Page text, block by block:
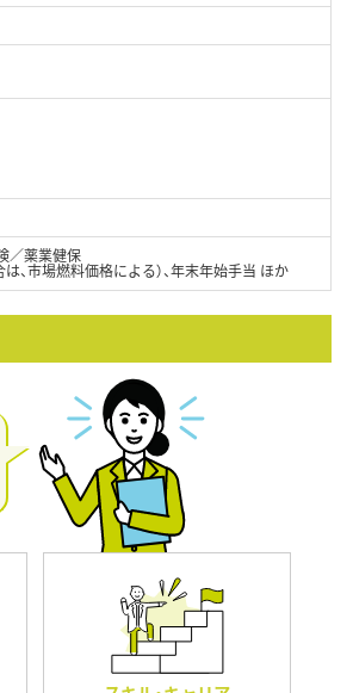
／薬業健保
、市場燃料価格による）、年末年始手当 ほか